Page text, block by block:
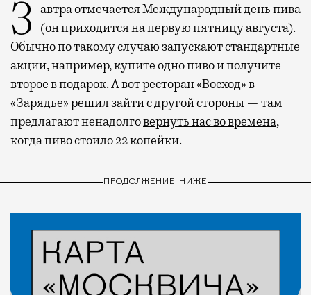
Завтра отмечается Международный день пива
(он приходится на первую пятницу августа).
Обычно по такому случаю запускают стандартные
акции, например, купите одно пиво и получите
второе в подарок. А вот ресторан «Восход» в
«Зарядье» решил зайти с другой стороны — там
предлагают ненадолговернуть нас во времена,
когда пиво стоило 22 копейки.
ПРОДОЛЖЕНИЕ НИЖЕ